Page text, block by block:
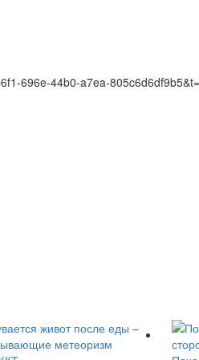
696e-44b0-a7ea-805c6d6df9b5&t=